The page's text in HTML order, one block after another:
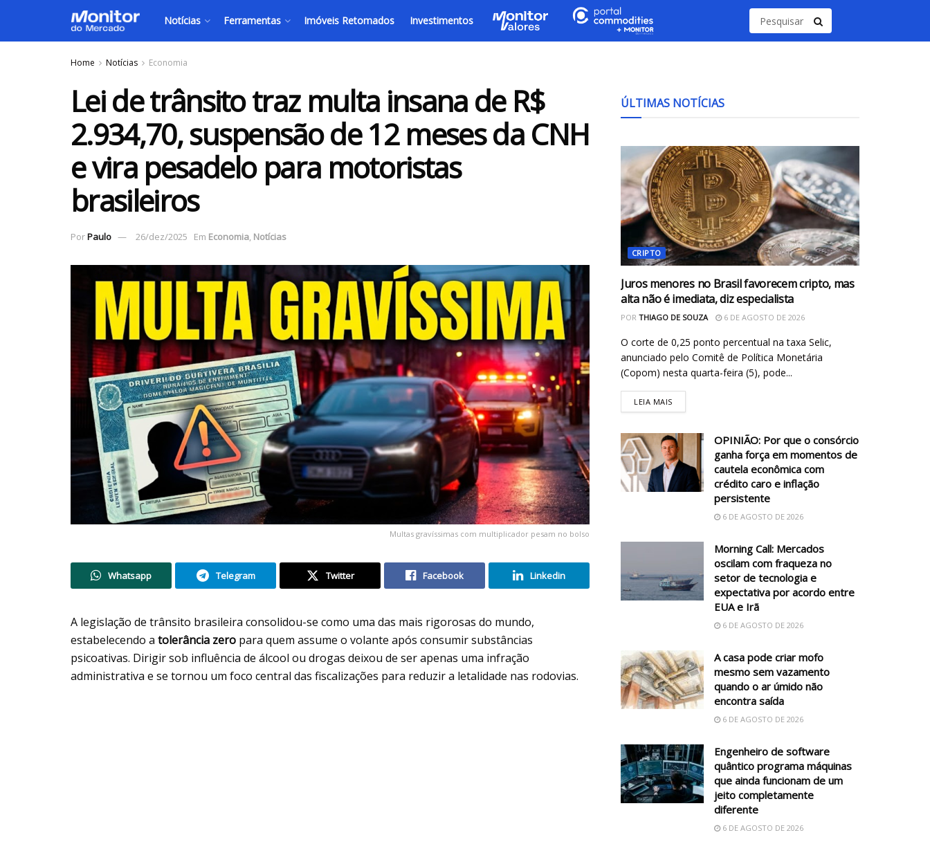
Notícias Ferramentas Imóveis Retomados Investimentos
Home Notícias Economia
Lei de trânsito traz multa insana de R$
2.934,70, suspensão de 12 meses da CNH
e vira pesadelo para motoristas
brasileiros
PorPaulo 26/dez/2025 Em Economia, Notícias
Multas gravíssimas com multiplicador pesam no bolso
Whatsapp Telegram Twitter Facebook Linkedin
A legislação de trânsito brasileira consolidou-se como uma das mais rigorosas do mundo,
estabelecendo a tolerância zero para quem assume o volante após consumir substâncias
psicoativas. Dirigir sob influência de álcool ou drogas deixou de ser apenas uma infração
administrativa e se tornou um foco central das fiscalizações para reduzir a letalidade nas rodovias.
ÚLTIMAS NOTÍCIAS
CRIPTO
Juros menores no Brasil favorecem cripto, mas
alta não é imediata, diz especialista
POR THIAGO DE SOUZA 6 DE AGOSTO DE 2026
O corte de 0,25 ponto percentual na taxa Selic,
anunciado pelo Comitê de Política Monetária
(Copom) nesta quarta-feira (5), pode...
LEIA MAIS
OPINIÃO: Por que o consórcio
ganha força em momentos de
cautela econômica com
crédito caro e inflação
persistente
6 DE AGOSTO DE 2026
Morning Call: Mercados
oscilam com fraqueza no
setor de tecnologia e
expectativa por acordo entre
EUA e Irã
6 DE AGOSTO DE 2026
A casa pode criar mofo
mesmo sem vazamento
quando o ar úmido não
encontra saída
6 DE AGOSTO DE 2026
Engenheiro de software
quântico programa máquinas
que ainda funcionam de um
jeito completamente
diferente
6 DE AGOSTO DE 2026